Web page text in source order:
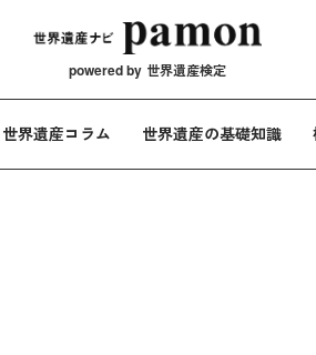
メイン
powered by 世界遺産検定
世界遺産コラム 世界遺産の基礎知識